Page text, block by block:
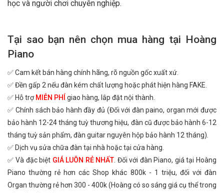
học và người chơi chuyên nghiệp.
Tại sao bạn nên chọn mua hàng tại Hoàng
Piano
✅ Cam kết bán hàng chính hãng, rõ nguồn gốc xuất xứ.
✅ Đền gấp 2 nếu đàn kém chất lượng hoặc phát hiện hàng FAKE.
✅ Hỗ trợ MIỄN PHÍ giao hàng, lắp đặt nội thành.
✅ Chính sách bảo hành đầy đủ (Đối với đàn paino, organ mới được
bảo hành 12-24 tháng tuỳ thương hiệu, đàn cũ được bảo hành 6-12
tháng tuỳ sản phẩm, đàn guitar nguyên hộp bảo hành 12 tháng).
✅ Dịch vụ sửa chữa đàn tại nhà hoặc tại cửa hàng.
✅ Và đặc biệt GIÁ LUÔN RẺ NHẤT . Đối với đàn Piano, giá tại Hoàng
Piano thường rẻ hơn các Shop khác 800k - 1 triệu, đối với đàn
Organ thường rẻ hơn 300 - 400k (Hoàng có so sáng giá cụ thể trong